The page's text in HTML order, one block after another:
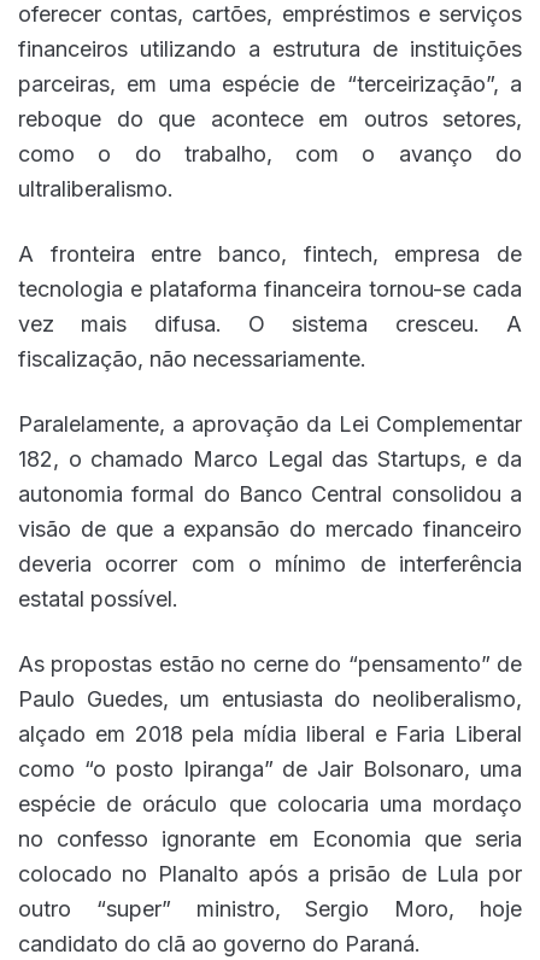
oferecer contas, cartões, empréstimos e serviços
financeiros utilizando a estrutura de instituições
parceiras, em uma espécie de “terceirização”, a
reboque do que acontece em outros setores,
como o do trabalho, com o avanço do
ultraliberalismo.
A fronteira entre banco, fintech, empresa de
tecnologia e plataforma financeira tornou-se cada
vez mais difusa. O sistema cresceu. A
fiscalização, não necessariamente.
Paralelamente, a aprovação da Lei Complementar
182, o chamado Marco Legal das Startups, e da
autonomia formal do Banco Central consolidou a
visão de que a expansão do mercado financeiro
deveria ocorrer com o mínimo de interferência
estatal possível.
As propostas estão no cerne do “pensamento” de
Paulo Guedes, um entusiasta do neoliberalismo,
alçado em 2018 pela mídia liberal e Faria Liberal
como “o posto Ipiranga” de Jair Bolsonaro, uma
espécie de oráculo que colocaria uma mordaço
no confesso ignorante em Economia que seria
colocado no Planalto após a prisão de Lula por
outro “super” ministro, Sergio Moro, hoje
candidato do clã ao governo do Paraná.